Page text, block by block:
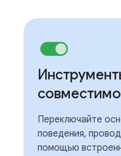
Переключайте
поведения,
помощью